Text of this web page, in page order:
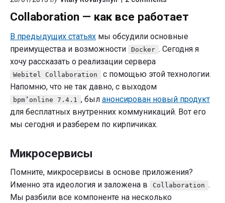
—
все
Collaboration — как все работает
В предыдущих статьях мы обсудили основные
преимущества и возможности
Docker . Сегодня я
хочу рассказать о реализации сервера
Webitel Collaboration
с помощью этой технологии.
Напомню, что не так давно, с выходом
bpm’online 7.4.1 , был анонсирован новый продукт
для бесплатных внутренних коммуникаций. Вот его
мы сегодня и разберем по кирпичиках.
Микросервисы
Помните, микросервисы в основе приложения?
Именно эта идеология и заложена в
Collaboration .
Мы разбили все компоненте на несколько